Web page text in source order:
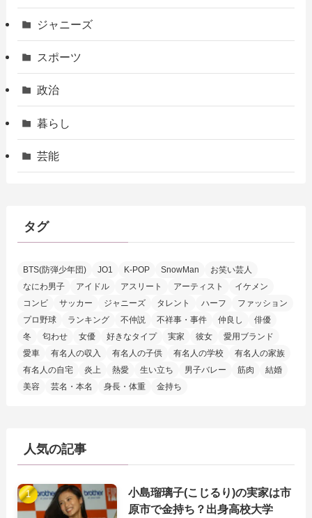
ジャニーズ
スポーツ
政治
暮らし
芸能
タグ
BTS(防弾少年団) JO1 K-POP SnowMan
お笑い芸人
なにわ男子
アイドル アスリート アーティスト
イケメン
コンビ
サッカー ジャニーズ タレント ハーフ
ファッション
プロ野球
ランキング 不仲説 不祥事・事件 仲良し
俳優
冬
匂わせ 女優 好きなタイプ 実家 彼女
愛用ブランド
愛車
有名人の収入 有名人の子供 有名人の学校
有名人の家族
有名人の自宅
炎上 熱愛 生い立ち 男子バレー 筋肉
結婚
美容
芸名・本名 身長・体重 金持ち
人気の記事
小島瑠璃子(こじるり)の実家は市
原市で金持ち？出身高校大学